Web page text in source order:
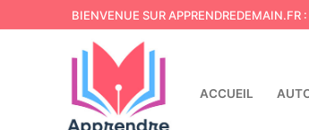
au
BIENVENUE SUR APPRENDREDEMAIN.FR
ACCUEIL